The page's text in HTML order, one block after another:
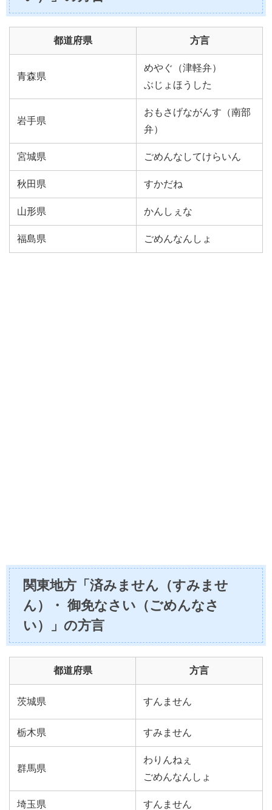
都道府県 方言
青森県
めやぐ（津軽弁）
ぶじょほうした
岩手県
おもさげながんす（南部
弁）
宮城県 ごめんなしてけらいん
秋田県 すかだね
山形県 かんしぇな
福島県 ごめんなんしょ
関東地方「済みません（すみませ
ん）・ 御免なさい（ごめんなさ
い）」の方言
都道府県 方言
茨城県 すんません
栃木県 すみません
群馬県
わりんねぇ
ごめんなんしょ
埼玉県 すんません